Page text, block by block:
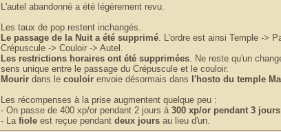
L'autel abandonné a été légèrement revu.
Les taux de pop restent inchangés.
Le passage de la Nuit a été supprimé. L'ordre est ainsi Temple ->
Crépuscule -> Couloir -> Autel.
Les restrictions horaires ont été supprimées. Ne reste qu'un
sens unique entre le passage du Crépuscule et le couloir.
Mourirdans le couloirenvoie désormais dans l'hosto du temple
Les récompenses à la prise augmentent quelque peu :
- On passe de 400 xp/or pendant 2 jours à 300 xp/or pendant 3 jours
- La fioleest reçue pendant deux joursau lieu d'un.